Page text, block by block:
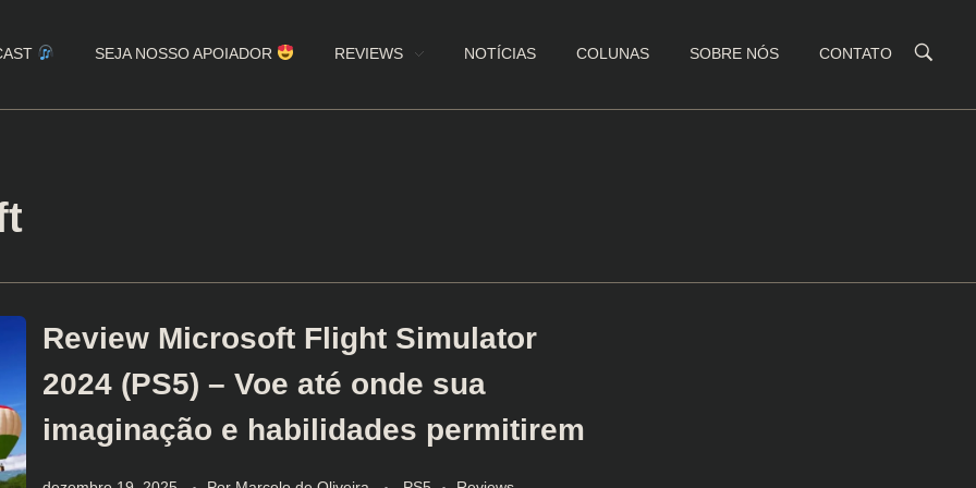
SEJA NOSSO APOIADOR REVIEWS NOTÍCIAS COLUNAS SOBRE NÓS CONTATO
Review Microsoft Flight Simulator
2024 (PS5) – Voe até onde sua
imaginação e habilidades permitirem